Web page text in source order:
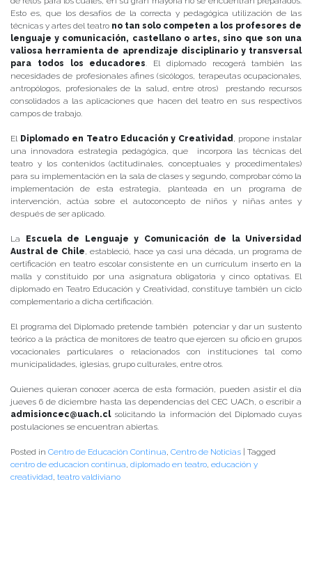
Esto es, que los desafíos de la correcta y pedagógica utilización de las
técnicas y artes del teatro no tan solo competen a los profesores de
lenguaje y comunicación, castellano o artes, sino que son una
valiosa herramienta de aprendizaje disciplinario y transversal
para todos los educadores. El diplomado recogerá también las
necesidades de profesionales afines (sicólogos, terapeutas ocupacionales,
antropólogos, profesionales de la salud, entre otros) prestando recursos
consolidados a las aplicaciones que hacen del teatro en sus respectivos
campos de trabajo.
El Diplomado en Teatro Educación y Creatividad , propone instalar
una innovadora estrategia pedagógica, que incorpora las técnicas del
teatro y los contenidos (actitudinales, conceptuales y procedimentales)
para su implementación en la sala de clases y segundo, comprobar cómo la
implementación de esta estrategia, planteada en un programa de
intervención, actúa sobre el autoconcepto de niños y niñas antes y
después de ser aplicado.
La
Escuela de Lenguaje y Comunicación de la Universidad
Austral de Chile, estableció, hace ya casi una década, un programa de
certificación en teatro escolar consistente en un currículum inserto en la
malla y constituido por una asignatura obligatoria y cinco optativas. El
diplomado en Teatro Educación y Creatividad, constituye también un ciclo
complementario a dicha certificación.
El programa del Diplomado pretende también potenciar y dar un sustento
teórico a la práctica de monitores de teatro que ejercen su oficio en grupos
vocacionales particulares o relacionados con instituciones tal como
municipalidades, iglesias, grupo culturales, entre otros.
Quienes quieran conocer acerca de esta formación, pueden asistir el día
jueves 6 de diciembre hasta las dependencias del CEC UACh, o escribir a
admisioncec@uach.clsolicitando la información del Diplomado cuyas
postulaciones se encuentran abiertas.
Posted in Centro de Educación Continua, Centro de Noticias
Tagged
centro de educacion continua, diplomado en teatro, educación y
creatividad, teatro valdiviano